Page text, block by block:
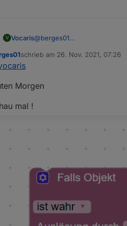
V Vocaris@berges01
ich habe den Trigger in
schrieb am 26. Nov. 2021, 07:26
zuletzt editiert von
Morgen
mal !